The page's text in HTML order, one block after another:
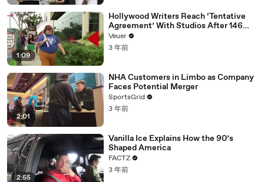
1:09
Hollywood Writers Reach ‘Tentative
Agreement’ With Studios After 146
Day Strike
Veuer
3 年前
2:01
NHA Customers in Limbo as Company
Faces Potential Merger
SportsGrid
3 年前
2:55
Vanilla Ice Explains How the 90’s
Shaped America
FACTZ
3 年前